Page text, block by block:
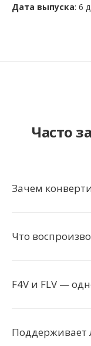
Дата выпуска: 6
Часто
Зачем
Что
F4V и FLV —
Поддерживает